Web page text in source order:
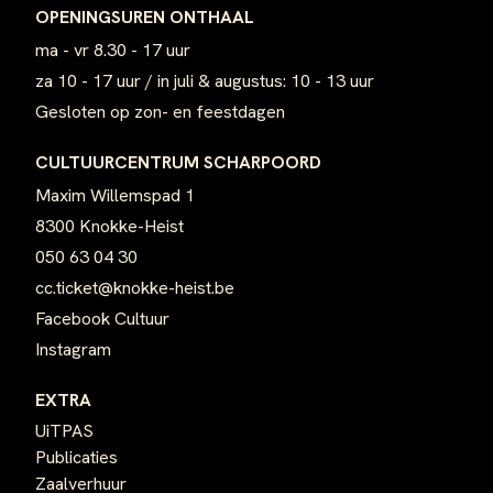
OPENINGSUREN ONTHAAL
ma - vr 8.30 - 17 uur
za 10 - 17 uur / in juli & augustus: 10 - 13 uur
Gesloten op zon- en feestdagen
CULTUURCENTRUM SCHARPOORD
Maxim Willemspad 1
8300 Knokke-Heist
050 63 04 30
cc.ticket@knokke-heist.be
Facebook Cultuur
Instagram
EXTRA
UiTPAS
Publicaties
Zaalverhuur